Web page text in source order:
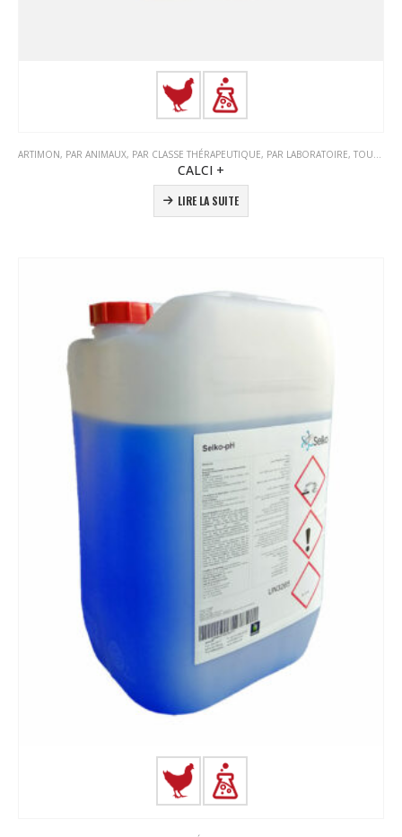
ARTIMON, PAR ANIMAUX, PAR CLASSE THÉRAPEUTIQUE, PAR LABORATOIRE, TOUS LES PRODUITS
CALCI +
LIRE LA SUITE